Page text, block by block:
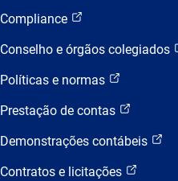
Compliance
Conselho e órgãos colegiados
Políticas e normas
Prestação de contas
Demonstrações contábeis
Contratos e licitações